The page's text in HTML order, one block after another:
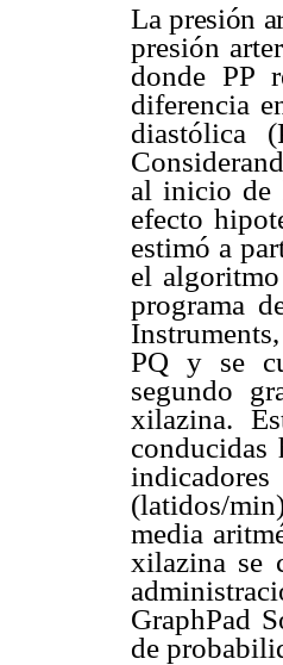
La presión
presión
donde PP
diferencia
diastólica
al inicio de
efecto
estimó a
el
programa
PQ y se
segundo
xilazina.
conducidas
(latidos/
media
xilazina se
GraphPad
de